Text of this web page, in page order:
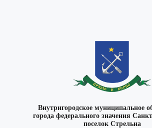
Внутригородское муниципальное
города федерального значения
поселок Стрельна